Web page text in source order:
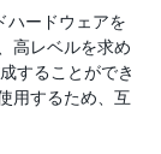
ハードウェアを
高レベルを求め
することができ
用するため、互